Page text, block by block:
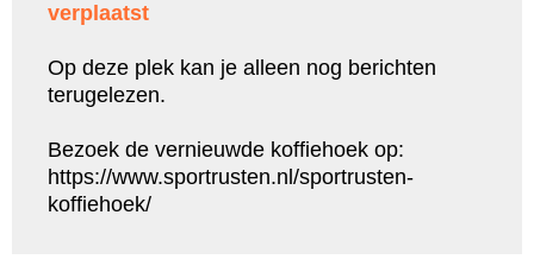
verplaatst
Op deze plek kan je alleen nog berichten
terugelezen.
Bezoek de vernieuwde koffiehoek op:
https://www.sportrusten.nl/sportrusten-
koffiehoek/